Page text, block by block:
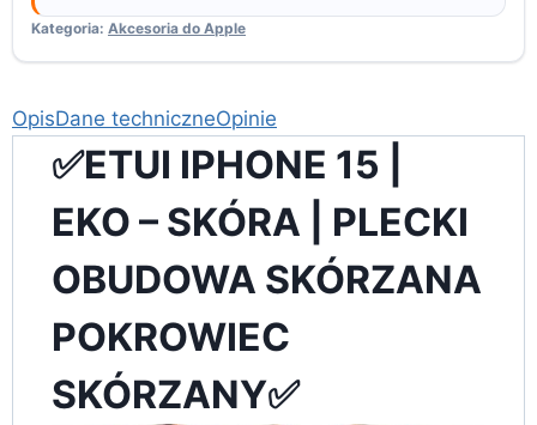
Kategoria: Akcesoria do Apple
OpisDane techniczneOpinie
✅ETUI IPHONE 15 |
EKO – SKÓRA | PLECKI
OBUDOWA SKÓRZANA
POKROWIEC
SKÓRZANY✅